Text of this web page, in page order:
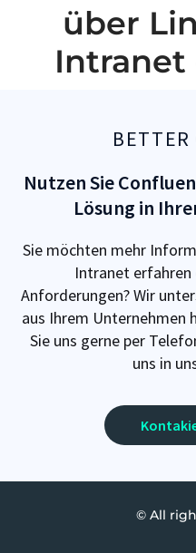
über
Intranet
BETTER
Nutzen Sie
Lösung in
Sie möchten mehr
Intranet erfahren
Anforderungen? Wir
aus Ihrem Unternehmen
Sie uns gerne per
uns in
© All